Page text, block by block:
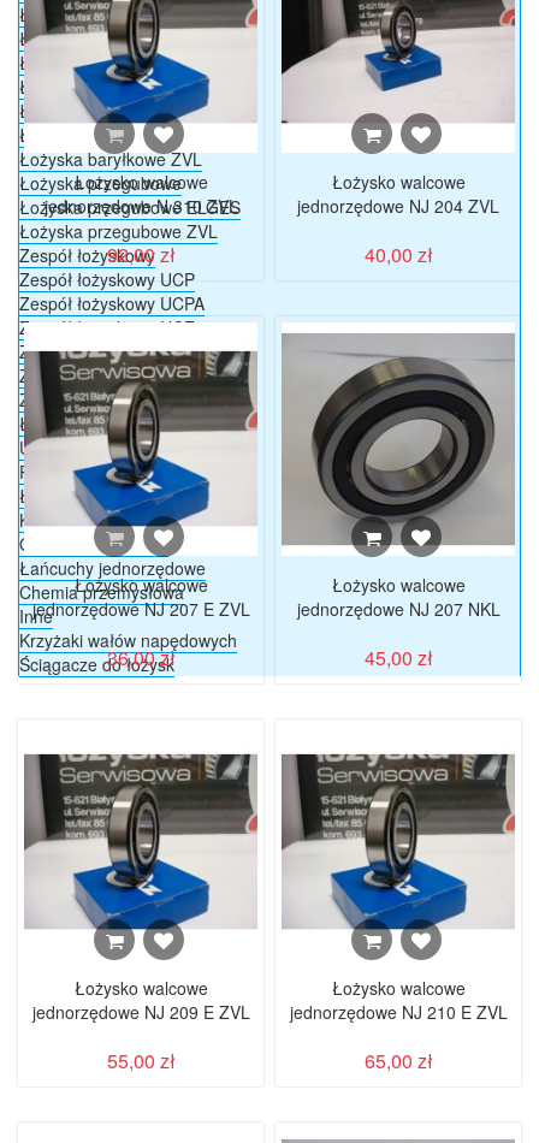
Łożyska walcowe FAG
Łożyska walcowe ZVL
Łożyska igiełkowe
Łożyska igiełkowe INA
Łożyska baryłkowe
Łożyska baryłkowe FAG
Łożyska baryłkowe ZVL
Łożyska przegubowe
Łożyska przegubowe ELGES
Łożyska przegubowe ZVL
Zespół łożyskowy
Zespół łożyskowy UCP
Zespół łożyskowy UCPA
Zespół łożyskowy UCF
Zespół łożyskowy UCFC
Zespół łożyskowy UCFL
Zespół łożyskowy UCT
Łożyska przegubowe DURBAL
Uszczelnienia
Pierścienie osadcze
Łańcuchy
Koła łańcuchowe
Ogniwa i półogniwa
Łańcuchy jednorzędowe
Chemia przemysłowa
Inne
Krzyżaki wałów napędowych
Ściągacze do łożysk
Łożysko walcowe
jednorzędowe N 310 ZVL
92,00 zł
Łożysko walcowe
jednorzędowe NJ 204 ZVL
40,00 zł
Łożysko walcowe
jednorzędowe NJ 207 E ZVL
36,00 zł
Łożysko walcowe
jednorzędowe NJ 207 NKL
45,00 zł
Łożysko walcowe
jednorzędowe NJ 209 E ZVL
55,00 zł
Łożysko walcowe
jednorzędowe NJ 210 E ZVL
65,00 zł